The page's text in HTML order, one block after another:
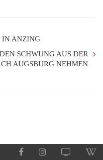
IN ANZING
SCHWUNG AUS DER
AUGSBURG NEHMEN